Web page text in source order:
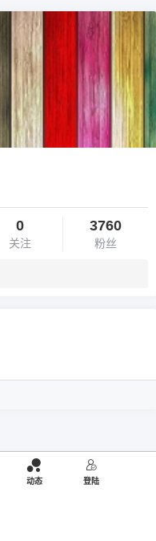
0
关注
3760
粉丝
动态 登陆